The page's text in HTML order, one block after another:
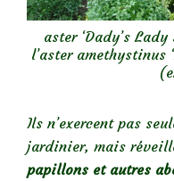
aster ‘Dady’s
l’aster amethystinus
Ils n’exercent pas
jardinier, mais
papillons et autres